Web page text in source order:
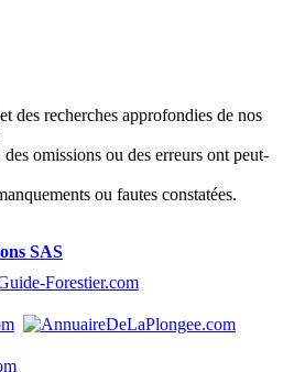
des recherches approfondies de nos
des omissions ou des erreurs ont peut-
ou fautes constatées.
SAS